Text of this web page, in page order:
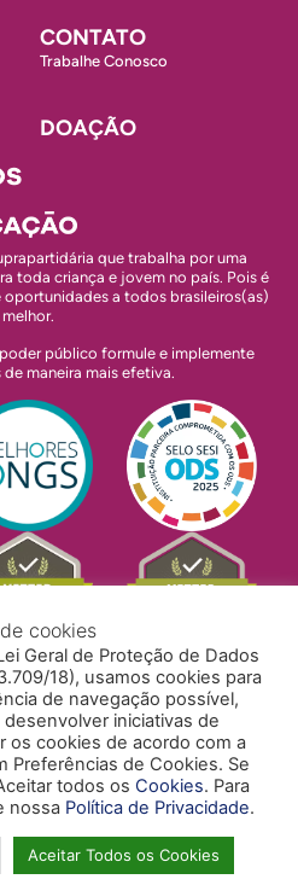
CONTATO
Trabalhe Conosco
DOAÇÃO
que trabalha por uma
toda criança e jovem no país. Pois é
a todos brasileiros(as)
público formule e implemente
maneira mais efetiva.
TRABALHE CONOSCO
cookies
Geral de Proteção de Dados
18), usamos cookies para
de navegação possível,
iniciativas de
os cookies de acordo com a
Preferências de Cookies. Se
todos os Cookies. Para
nossa Política de Privacidade.
Aceitar Todos os Cookies